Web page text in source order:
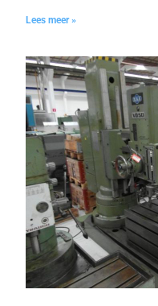
Lees meer »